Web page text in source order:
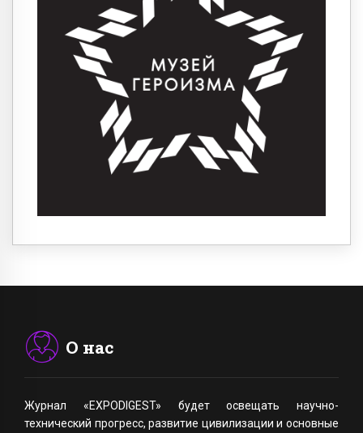
О нас
Журнал «EXPODIGEST» будет освещать научно-
технический прогресс, развитие цивилизации и основные